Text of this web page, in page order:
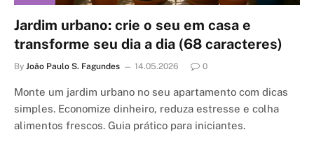
Jardim urbano: crie o seu em casa e
transforme seu dia a dia (68 caracteres)
By João Paulo S. Fagundes 14.05.2026 0
Monte um jardim urbano no seu apartamento com dicas
simples. Economize dinheiro, reduza estresse e colha
alimentos frescos. Guia prático para iniciantes.